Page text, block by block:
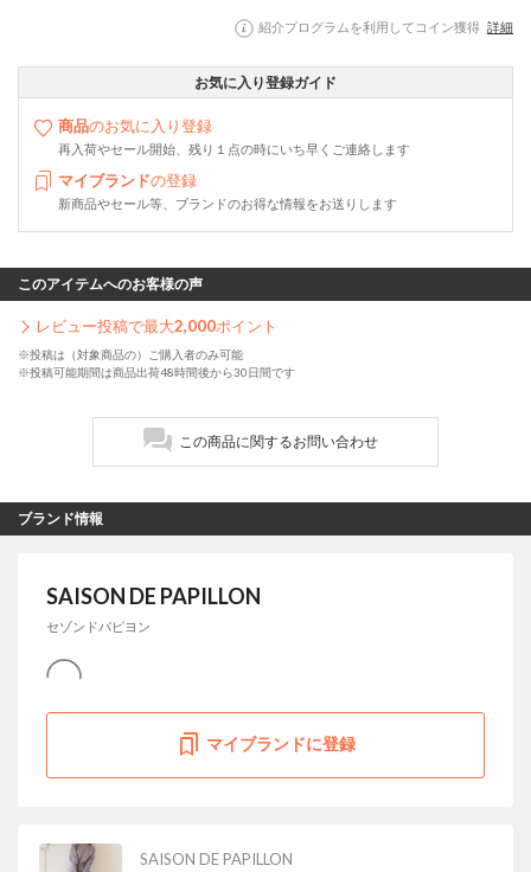
紹介プログラムを利用してコイン獲得 詳細
お気に入り登録ガイド
商品のお気に入り登録
再入荷やセール開始、残り１点の時にいち早くご連絡します
マイブランドの登録
新商品やセール等、ブランドのお得な情報をお送りします
このアイテムへのお客様の声
レビュー投稿で最大2,000ポイント
※投稿は（対象商品の）ご購入者のみ可能
※投稿可能期間は商品出荷48時間後から30日間です
この商品に関するお問い合わせ
ブランド情報
SAISON DE PAPILLON
セゾンドパピヨン
マイブランドに登録
SAISON DE PAPILLON